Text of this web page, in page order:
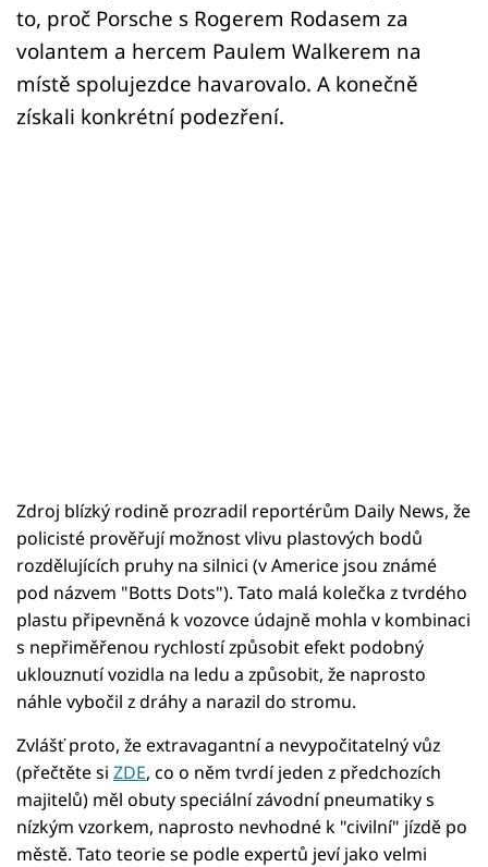
to, proč Porsche s Rogerem Rodasem za
volantem a hercem Paulem Walkerem na
místě spolujezdce havarovalo. A konečně
získali konkrétní podezření.
Zdroj blízký rodině prozradil reportérům Daily News, že
policisté prověřují možnost vlivu plastových bodů
rozdělujících pruhy na silnici (v Americe jsou známé
pod názvem "Botts Dots"). Tato malá kolečka z tvrdého
plastu připevněná k vozovce údajně mohla v kombinaci
s nepřiměřenou rychlostí způsobit efekt podobný
uklouznutí vozidla na ledu a způsobit, že naprosto
náhle vybočil z dráhy a narazil do stromu.
Zvlášť proto, že extravagantní a nevypočitatelný vůz
(přečtěte si ZDE, co o něm tvrdí jeden z předchozích
majitelů) měl obuty speciální závodní pneumatiky s
nízkým vzorkem, naprosto nevhodné k "civilní" jízdě po
městě. Tato teorie se podle expertů jeví jako velmi